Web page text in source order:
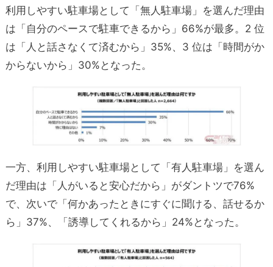
利用しやすい駐車場として「無人駐車場」を選んだ理由
は「自分のペースで駐車できるから」66%が最多。2 位
は「人と話さなくて済むから」35%、3 位は「時間がか
からないから」30%となった。
一方、利用しやすい駐車場として「有人駐車場」を選ん
だ理由は「人がいると安心だから」がダントツで76%
で、次いで「何かあったときにすぐに聞ける、話せるか
ら」37%、「誘導してくれるから」24%となった。